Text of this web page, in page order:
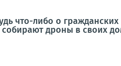
что-либо о
дроны в своих